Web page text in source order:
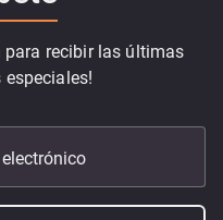
para recibir las últimas